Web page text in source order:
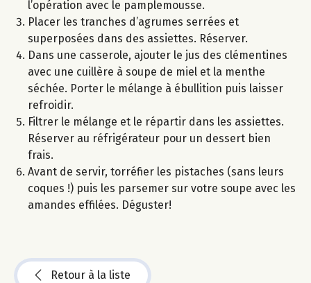
l’opération avec le pamplemousse.
Placer les tranches d’agrumes serrées et
superposées dans des assiettes. Réserver.
Dans une casserole, ajouter le jus des clémentines
avec une cuillère à soupe de miel et la menthe
séchée. Porter le mélange à ébullition puis laisser
refroidir.
Filtrer le mélange et le répartir dans les assiettes.
Réserver au réfrigérateur pour un dessert bien
frais.
Avant de servir, torréfier les pistaches (sans leurs
coques !) puis les parsemer sur votre soupe avec les
amandes effilées. Déguster!
Retour à la liste